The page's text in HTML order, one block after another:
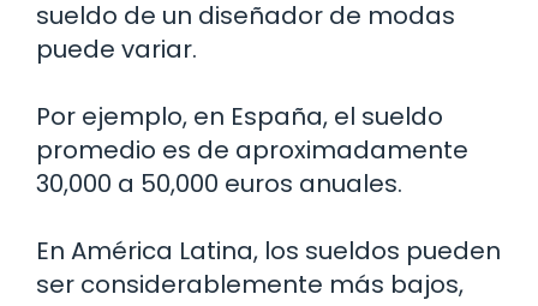
sueldo de un diseñador de modas
puede variar.
Por ejemplo, en España, el sueldo
promedio es de aproximadamente
30,000 a 50,000 euros anuales.
En América Latina, los sueldos pueden
ser considerablemente más bajos,